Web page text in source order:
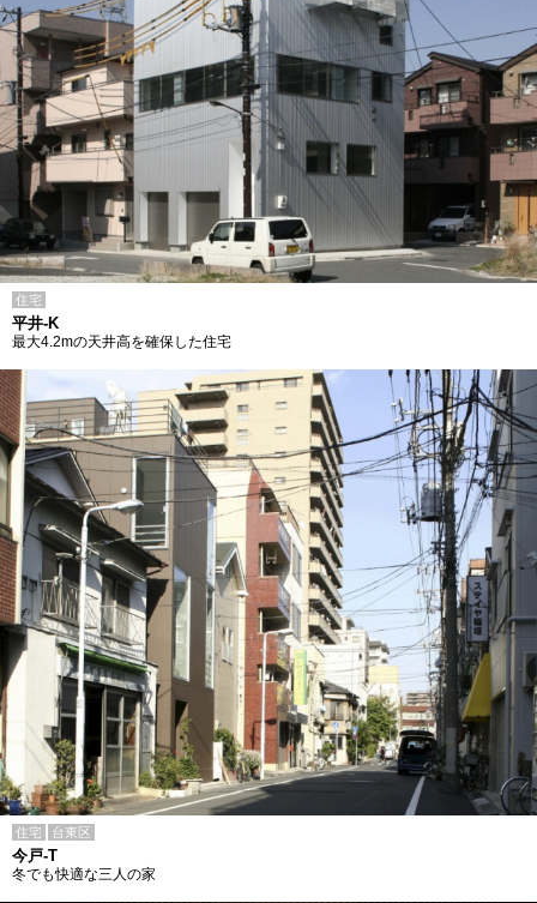
住宅
平井-K
最大4.2mの天井高を確保した住宅
住宅 台東区
今戸-T
冬でも快適な三人の家